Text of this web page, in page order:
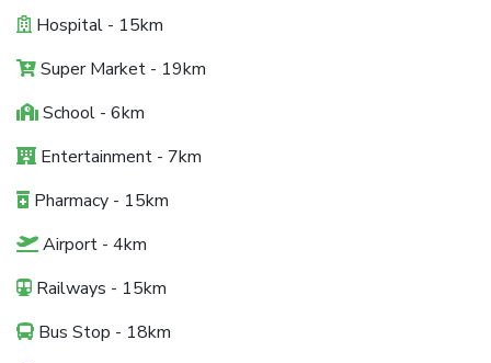
Hospital - 15km
Super Market - 19km
School - 6km
Entertainment - 7km
Pharmacy - 15km
Airport - 4km
Railways - 15km
Bus Stop - 18km